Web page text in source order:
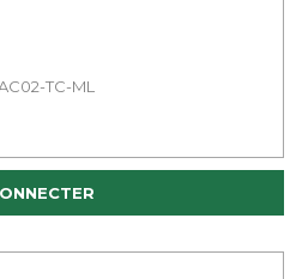
TC-ML